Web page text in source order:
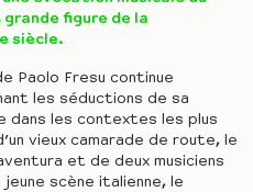
figure de la
siècle.
Paolo Fresu continue
les séductions de sa
dans les contextes les plus
vieux camarade de route, le
et de deux musiciens
scène italienne, le